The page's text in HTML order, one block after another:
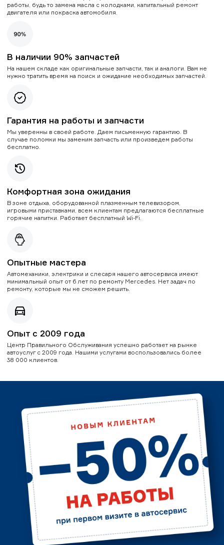
работы, будь то замена масла с колодками, капитальный ремонт
двигателя или покраска автомобиля.
В наличии 90% запчастей
На нашем складе как оригинальные запчасти, так и аналоги. Вам не
нужно тратить время на поиск и ожидание необходимых запчастей.
Гарантия на работы и запчасти
Мы уверенны в своей работе. Даем письменную гарантию. В
случае поломки мы заменим запчасть или произведем работы
бесплатно.
Комфортная зона ожидания
В зоне отдыха, оборудованной плазменным телевизором,
игровыми приставками, всем клиентам предлагаются бесплатные
горячие напитки. Работает бесплатный Wi-Fi.
Опытные мастера
Автомеханики, электрики и слесаря нашего автосервиса имеют
минимальный опыт от 6 лет по ремонту Mercedes. Нет задач по
ремонту, которые мы не сможем решить.
Опыт с 2009 года
Центр Правильного Обслуживания успешно работает на рынке
автоуслуг с 2009 года. Нашими услугами воспользовались более
38 000 клиентов.